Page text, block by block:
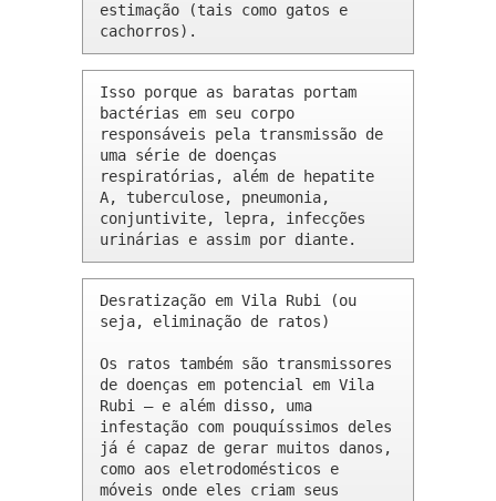
estimação (tais como gatos e
cachorros).
Isso porque as baratas portam
bactérias em seu corpo
responsáveis pela transmissão de
uma série de doenças
respiratórias, além de hepatite
A, tuberculose, pneumonia,
conjuntivite, lepra, infecções
urinárias e assim por diante.
Desratização em Vila Rubi (ou
seja, eliminação de ratos)
Os ratos também são transmissores
de doenças em potencial em Vila
Rubi – e além disso, uma
infestação com pouquíssimos deles
já é capaz de gerar muitos danos,
como aos eletrodomésticos e
móveis onde eles criam seus